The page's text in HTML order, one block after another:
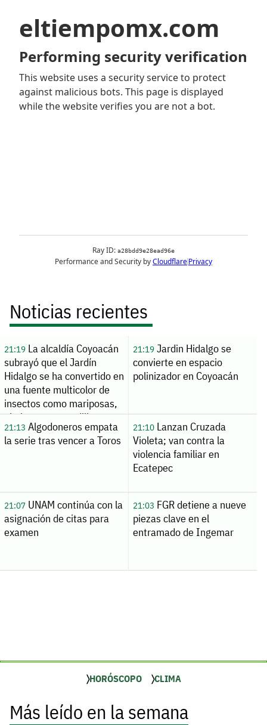
Noticias recientes
21:19La alcaldía Coyoacán
subrayó que el Jardín
Hidalgo se ha convertido en
una fuente multicolor de
insectos como mariposas,
abejas, aves y ardillas, entr
21:19Jardin Hidalgo se
convierte en espacio
polinizador en Coyoacán
21:13 Algodoneros empata
la serie tras vencer a Toros
21:10Lanzan Cruzada
Violeta; van contra la
violencia familiar en
Ecatepec
21:07UNAM continúa con la
asignación de citas para
examen
21:03 FGR detiene a nueve
piezas clave en el
entramado de Ingemar
HORÓSCOPO CLIMA
Más leído en la semana